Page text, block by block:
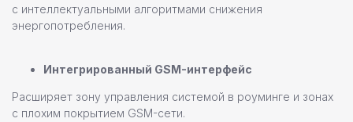
с интеллектуальными алгоритмами снижения
энергопотребления.
Интегрированный GSM-интерфейс
Расширяет зону управления системой в роуминге и зонах
с плохим покрытием GSM-сети.